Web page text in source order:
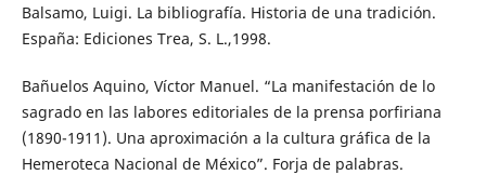
Balsamo, Luigi. La bibliografía. Historia de una tradición.
España: Ediciones Trea, S. L.,1998.
Bañuelos Aquino, Víctor Manuel. “La manifestación de lo
sagrado en las labores editoriales de la prensa porfiriana
(1890-1911). Una aproximación a la cultura gráfica de la
Hemeroteca Nacional de México”. Forja de palabras.